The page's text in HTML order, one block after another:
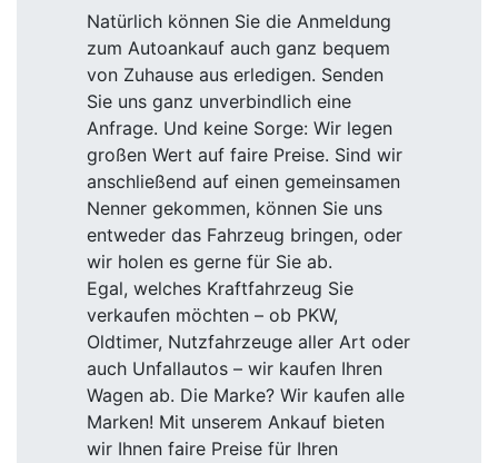
Natürlich können Sie die Anmeldung
zum Autoankauf auch ganz bequem
von Zuhause aus erledigen. Senden
Sie uns ganz unverbindlich eine
Anfrage. Und keine Sorge: Wir legen
großen Wert auf faire Preise. Sind wir
anschließend auf einen gemeinsamen
Nenner gekommen, können Sie uns
entweder das Fahrzeug bringen, oder
wir holen es gerne für Sie ab.
Egal, welches Kraftfahrzeug Sie
verkaufen möchten – ob PKW,
Oldtimer, Nutzfahrzeuge aller Art oder
auch Unfallautos – wir kaufen Ihren
Wagen ab. Die Marke? Wir kaufen alle
Marken! Mit unserem Ankauf bieten
wir Ihnen faire Preise für Ihren